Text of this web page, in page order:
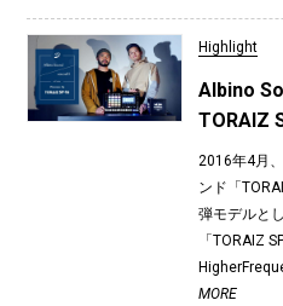
Highlight
Albino
TORAIZ
2016年4月
ンド「
弾モデルと
「TORAIZ
MORE